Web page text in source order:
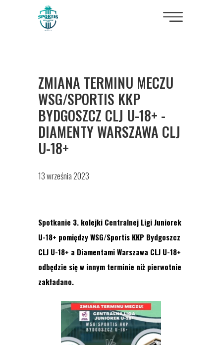
13 września 2023
ZMIANA TERMINU MECZU
WSG/SPORTIS KKP
BYDGOSZCZ CLJ U-18+ -
DIAMENTY WARSZAWA CLJ
U-18+
Spotkanie 3. kolejki Centralnej Ligi Juniorek
U-18+ pomiędzy WSG/Sportis KKP Bydgoszcz
CLJ U-18+ a Diamentami Warszawa CLJ U-18+
odbędzie się w innym terminie niż pierwotnie
zakładano.